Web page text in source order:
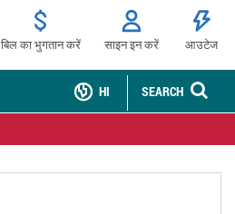
बिल का भुगतान करें साइन इन करें आउटेज
SEARCH
HI